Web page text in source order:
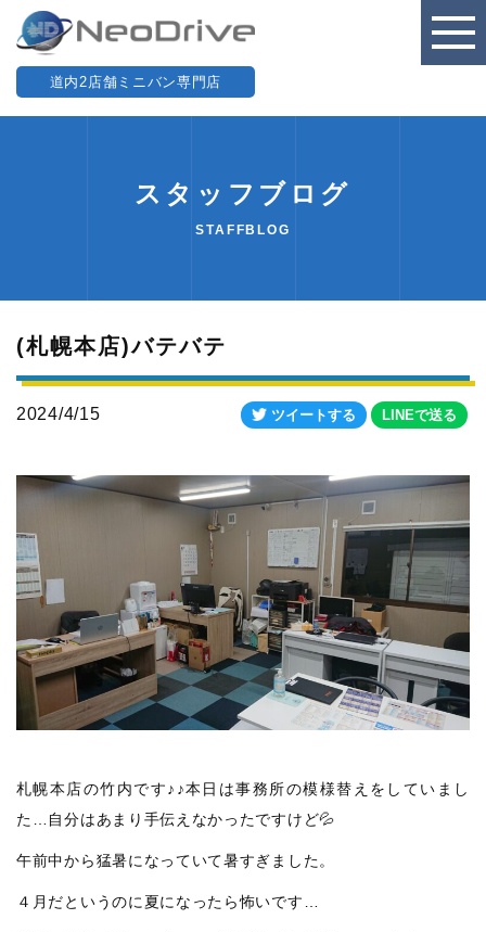
道内2店舗ミニバン専門店
スタッフブログ
STAFFBLOG
(札幌本店)バテバテ
2024/4/15 ツイートする LINEで送る
札幌本店の竹内です♪♪本日は事務所の模様替えをしていまし
た…自分はあまり手伝えなかったですけど💦
午前中から猛暑になっていて暑すぎました。
４月だというのに夏になったら怖いです…